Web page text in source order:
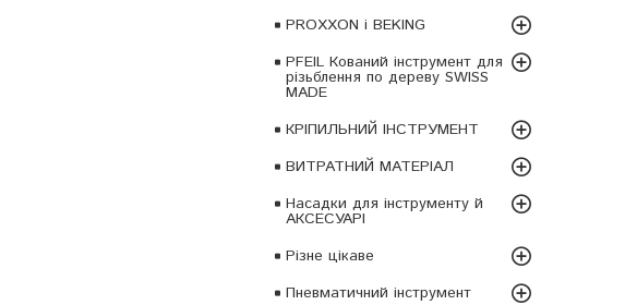
PROXXON і BEKING
PFEIL Кований інструмент для
різьблення по дереву SWISS
MADE
КРІПИЛЬНИЙ ІНСТРУМЕНТ
ВИТРАТНИЙ МАТЕРІАЛ
Насадки для інструменту й
АКСЕСУАРІ
Різне цікаве
Пневматичний інструмент